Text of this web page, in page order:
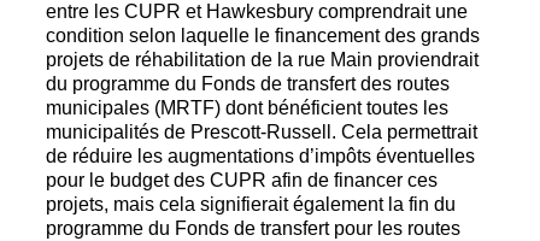
entre les CUPR et Hawkesbury comprendrait une
condition selon laquelle le financement des grands
projets de réhabilitation de la rue Main proviendrait
du programme du Fonds de transfert des routes
municipales (MRTF) dont bénéficient toutes les
municipalités de Prescott-Russell. Cela permettrait
de réduire les augmentations d’impôts éventuelles
pour le budget des CUPR afin de financer ces
projets, mais cela signifierait également la fin du
programme du Fonds de transfert pour les routes